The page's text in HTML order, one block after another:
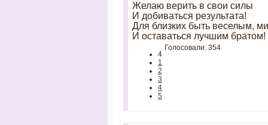
Желаю верить в свои силы
И добиваться результата!
Для близких быть веселым,
И оставаться лучшим братом!
4
1
2
3
4
5
Голосовали: 354